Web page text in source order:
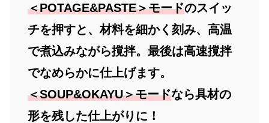
＜POTAGE&PASTE＞モードのスイッ
チを押すと、材料を細かく刻み、高温
で煮込みながら撹拌。最後は高速撹拌
でなめらかに仕上げます。
＜SOUP&OKAYU＞モードなら具材の
形を残した仕上がりに！